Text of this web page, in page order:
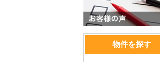
物件を探す